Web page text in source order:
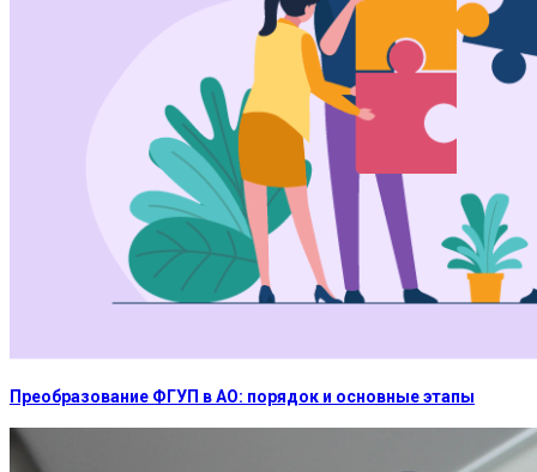
Преобразование ФГУП в АО: порядок и основные этапы